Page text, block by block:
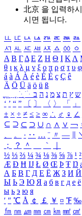
北京 을 입력하
시면 됩니다.
ㅥ ㅦ ㅧ ㅨ ㅩ ㅪ ㅫ ㅬ
ㅺ ㅻ ㅼ ㅽ ㅾ ㅿ ㆀ ㆁ
Α Β ΓΔ Ε Ζ Η Θ Ι ΚΛ
θ ι κ λ μ ν ξ ο π ρ σ τ υ φ
á à Á À é è É È ç Ç ê
Ä Ö Ü ä ö ü ß
ִֶֹ ֻּ ׁׂ ש ץ ת צ מ נ ה ב
‘ ’ “ ” 〔 〕 〈 〉 「 」
± × ÷ ≠ ≤ ≥ ∞ ∴ ♂ ♀ ∠
⊆ ⊇ ⊂ ⊃ ∪ ∩ ∧ ∨ ￢
、
。 · ‥ … ¨ 〃 ―
；
？ ＾ ｀
½ ⅓ ⅔ ¼ ¾ ⅛ ⅜ ⅝ ⅞ ¹ ²
Æ Ð Ħ Ĳ Ł Ø Œ Þ Ŧ Ŋ
А Б В Г Д Е Ё Ж З И Й
Ы Ь Э Ю Я а б в г д е ё
ы ь э ю я
′ ″ ℃ Å ￠ ￡ ￥ ¤ ℉ ‰
㎙ ㎚ ㎛ ㎜ ㎝ ㎞ ㎟ ㎠